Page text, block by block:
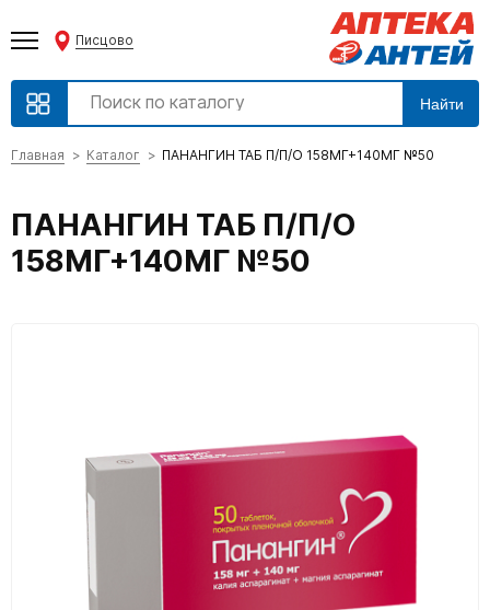
Писцово
Найти
Главная Каталог ПАНАНГИН ТАБ П/П/О 158МГ+140МГ №50
ПАНАНГИН ТАБ П/П/О
158МГ+140МГ №50